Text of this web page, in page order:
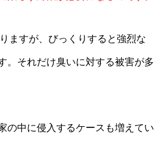
ますが、びっくりすると強烈な
。それだけ臭いに対する被害が多
の中に侵入するケースも増えてい